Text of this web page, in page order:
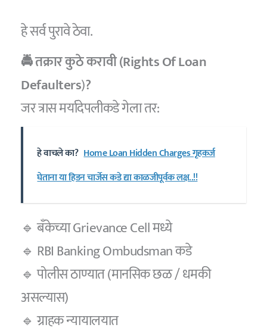
हे सर्व पुरावे ठेवा.
🚔 तक्रार कुठे करावी (Rights Of Loan
Defaulters)?
जर त्रास मर्यादेपलीकडे गेला तर:
हे वाचले का? Home Loan Hidden Charges गृहकर्ज
घेताना या हिडन चार्जेस कडे द्या काळजीपूर्वक लक्ष..!!
🔹 बँकेच्या Grievance Cell मध्ये
🔹 RBI Banking Ombudsman कडे
🔹 पोलीस ठाण्यात (मानसिक छळ / धमकी
असल्यास)
🔹 ग्राहक न्यायालयात